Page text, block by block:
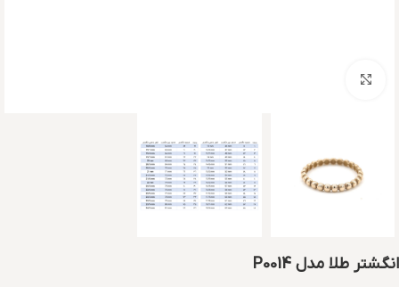
انگشتر طلا مدل P0014